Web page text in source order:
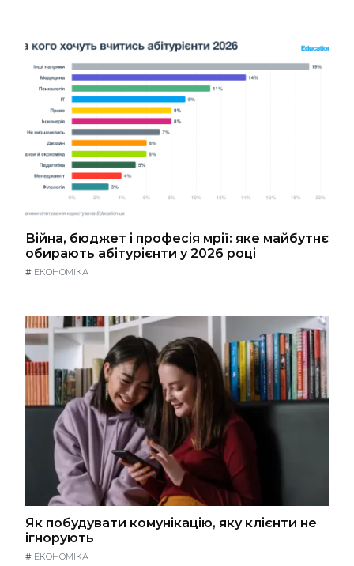
Війна, бюджет і професія мрії: яке майбутнє
обирають абітурієнти у 2026 році
# ЕКОНОМІКА
Як побудувати комунікацію, яку клієнти не
ігнорують
# ЕКОНОМІКА